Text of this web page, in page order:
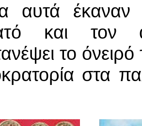
αυτά έκαναν
και τον
το
στα